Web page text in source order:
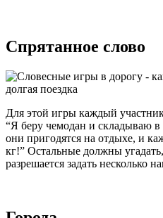
Спрятанное слово
Для этой игры каждый
“Я беру чемодан и складываю в
они пригодятся на отдыхе, и
кг!” Остальные должны
разрешается задать несколько